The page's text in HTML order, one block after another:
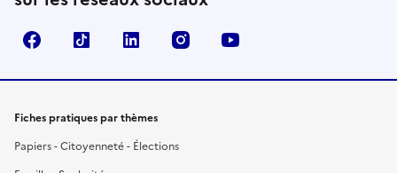
FacebookTikTok LinkedIn Instagram
Fiches pratiques par thèmes
Papiers - Citoyenneté - Élections